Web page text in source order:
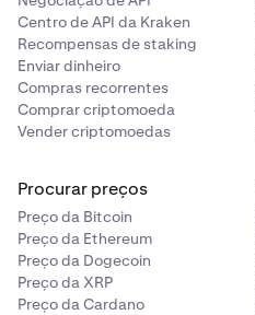
Centro de API da Kraken
Recompensas de staking
Enviar dinheiro
Compras recorrentes
Comprar criptomoeda
Vender criptomoedas
Procurar preços
Preço da Bitcoin
Preço da Ethereum
Preço da Dogecoin
Preço da XRP
Preço da Cardano